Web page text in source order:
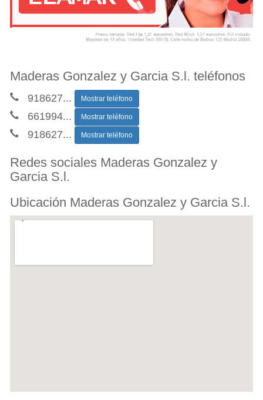
Maderas Gonzalez y Garcia S.l. teléfonos
918627... Mostrar teléfono
661994... Mostrar teléfono
918627... Mostrar teléfono
Redes sociales Maderas Gonzalez y
Garcia S.l.
Ubicación Maderas Gonzalez y Garcia S.l.